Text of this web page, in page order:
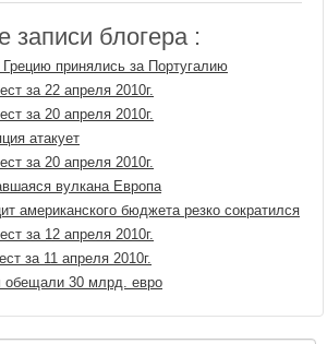
блогера :
принялись за Португалию
за 22 апреля 2010г.
за 20 апреля 2010г.
атакует
за 20 апреля 2010г.
вулкана Европа
американского бюджета резко сократился
за 12 апреля 2010г.
за 11 апреля 2010г.
обещали 30 млрд. евро